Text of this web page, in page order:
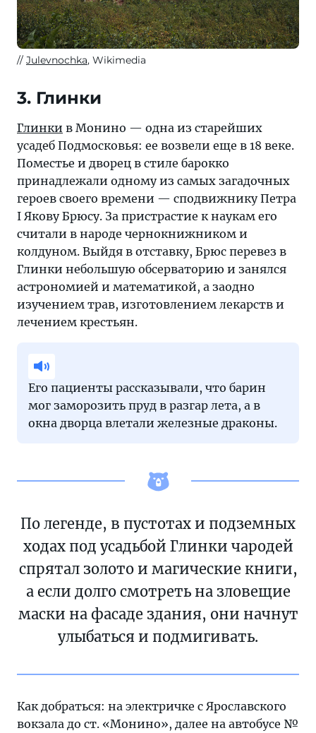
Julevnochka, Wikimedia
3. Глинки
Глинки в Монино — одна из старейших
усадеб Подмосковья: ее возвели еще в 18 веке.
Поместье и дворец в стиле барокко
принадлежали одному из самых загадочных
героев своего времени — сподвижнику Петра
I Якову Брюсу. За пристрастие к наукам его
считали в народе чернокнижником и
колдуном. Выйдя в отставку, Брюс перевез в
Глинки небольшую обсерваторию и занялся
астрономией и математикой, а заодно
изучением трав, изготовлением лекарств и
лечением крестьян.
Его пациенты рассказывали, что барин
мог заморозить пруд в разгар лета, а в
окна дворца влетали железные драконы.
По легенде, в пустотах и подземных
ходах под усадьбой Глинки чародей
спрятал золото и магические книги,
а если долго смотреть на зловещие
маски на фасаде здания, они начнут
улыбаться и подмигивать.
Как добраться: на электричке с Ярославского
вокзала до ст. «Монино», далее на автобусе №